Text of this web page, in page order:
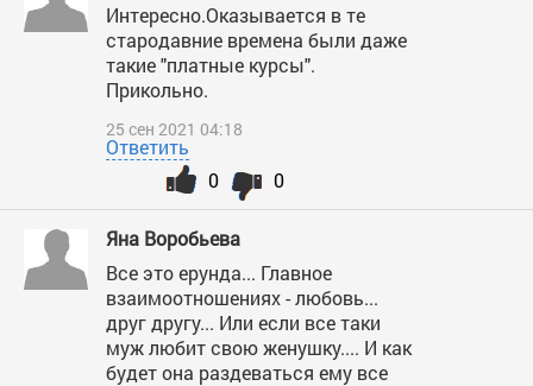
Интересно.Оказывается в те
стародавние времена были даже
такие "платные курсы".
Прикольно.
25 сен 2021 04:18
Ответить
0
0
Яна Воробьева
Все это ерунда... Главное
взаимоотношениях - любовь...
друг другу... Или если все таки
муж любит свою женушку.... И как
будет она раздеваться ему все